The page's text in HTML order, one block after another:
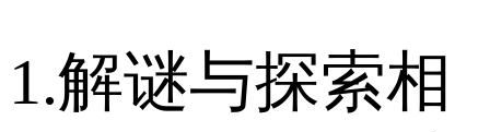
1.解谜与探索相